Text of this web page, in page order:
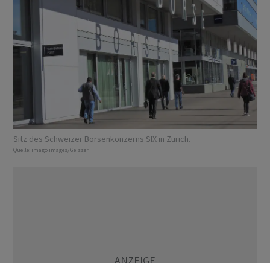
Sitz des Schweizer Börsenkonzerns SIX in Zürich.
Quelle: imago images/Geisser